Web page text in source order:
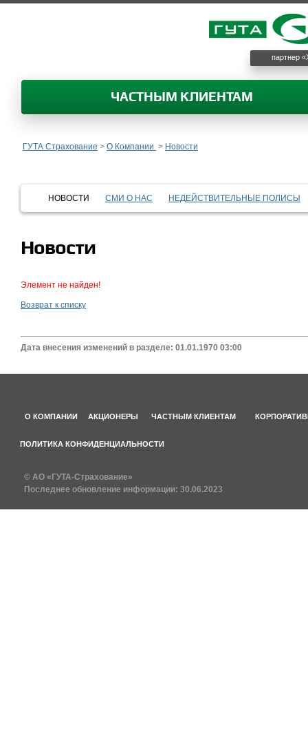
партнер
ЧАСТНЫМ КЛИЕНТАМ
ГУТА Страхование > О Компании > Новости
НОВОСТИ СМИ О НАС НЕДЕЙСТВИТЕЛЬНЫЕ ПОЛИСЫ
Новости
Элемент не найден!
Возврат к списку
Дата внесения изменений в разделе: 01.01.1970 03:00
О КОМПАНИИ АКЦИОНЕРЫ ЧАСТНЫМ КЛИЕНТАМ
ПОЛИТИКА КОНФИДЕНЦИАЛЬНОСТИ
© АО «ГУТА-Страхование»
Последнее обновление информации: 30.06.2023